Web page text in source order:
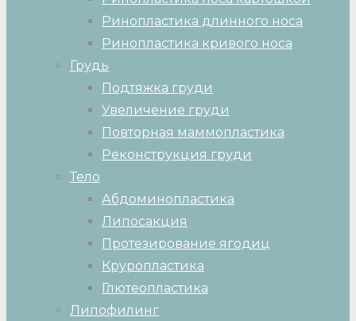
Ринопластика длинного носа
Ринопластика кривого носа
Грудь
Подтяжка груди
Увеличение груди
Повторная маммопластика
Реконструкция груди
Тело
Абдоминопластика
Липосакция
Протезирование ягодиц
Круропластика
Глютеопластика
Липофилинг